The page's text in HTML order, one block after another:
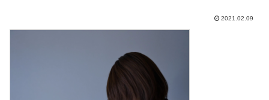
2021.02.09